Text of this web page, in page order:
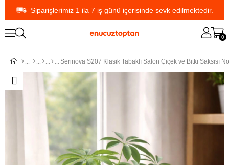
Siparişlerimiz 1 ila 7 iş günü içerisinde sevk edilmektedir.
0